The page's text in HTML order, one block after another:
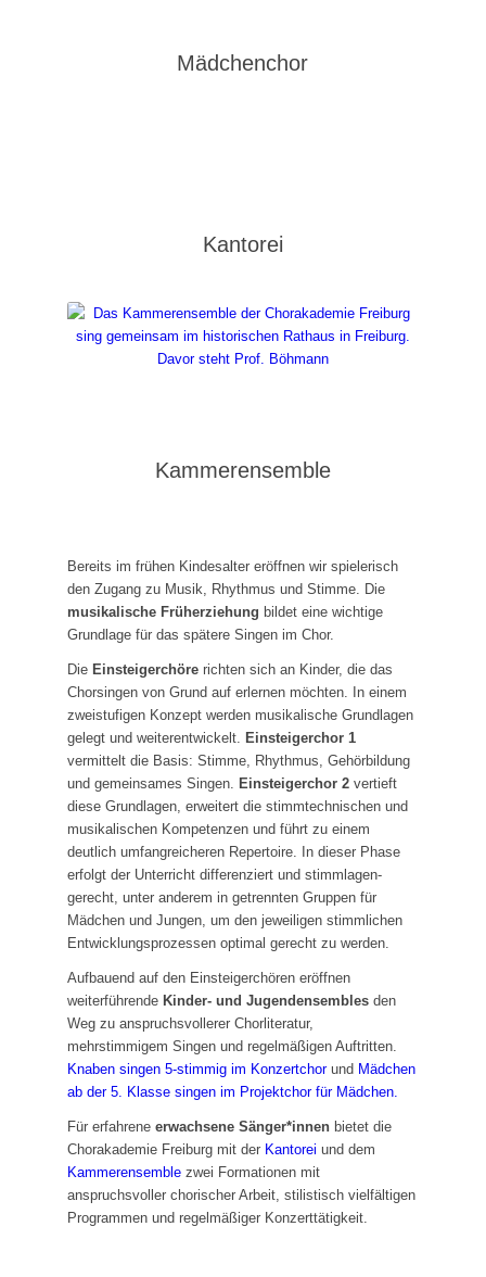
Mädchenchor
Kantorei
Kammerensemble
Bereits im frühen Kindesalter eröffnen wir spielerisch
den Zugang zu Musik, Rhythmus und Stimme. Die
musikalische Früherziehung bildet eine wichtige
Grundlage für das spätere Singen im Chor.
Die Einsteigerchöre richten sich an Kinder, die das
Chorsingen von Grund auf erlernen möchten. In einem
zweistufigen Konzept werden musikalische Grundlagen
gelegt und weiterentwickelt.
Einsteigerchor 1
vermittelt die Basis: Stimme, Rhythmus, Gehörbildung
und gemeinsames Singen.
Einsteigerchor 2 vertieft
diese Grundlagen, erweitert die stimmtechnischen und
musikalischen Kompetenzen und führt zu einem
deutlich umfangreicheren Repertoire. In dieser Phase
erfolgt der Unterricht differenziert und stimmlagen­
gerecht, unter anderem in getrennten Gruppen für
Mädchen und Jungen, um den jeweiligen stimmlichen
Entwicklungsprozessen optimal gerecht zu werden.
Aufbauend auf den Einsteigerchören eröffnen
weiterführende Kinder- und Jugendensembles den
Weg zu anspruchsvollerer Chorliteratur,
mehrstimmigem Singen und regelmäßigen Auftritten.
Knaben singen 5-stimmig im Konzertchorund Mädchen
ab der 5. Klasse singen im Projektchor für Mädchen.
Für erfahreneerwachsene Sänger*innen bietet die
Chorakademie Freiburg mit der Kantorei und dem
Kammerensemble zwei Formationen mit
anspruchsvoller chorischer Arbeit, stilistisch vielfältigen
Programmen und regelmäßiger Konzerttätigkeit.